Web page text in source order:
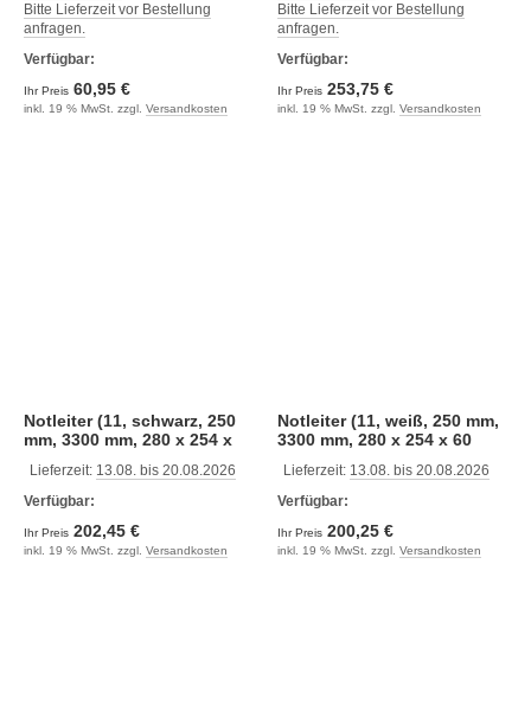
Bitte Lieferzeit vor Bestellung
anfragen.
Verfügbar:
Ihr Preis 60,95 €
inkl. 19 % MwSt. zzgl. Versandkosten
Bitte Lieferzeit vor Bestellung
anfragen.
Verfügbar:
Ihr Preis 253,75 €
inkl. 19 % MwSt. zzgl. Versandkosten
Notleiter (11, schwarz, 250
mm, 3300 mm, 280 x 254 x
Lieferzeit: 13.08. bis 20.08.2026
Verfügbar:
Ihr Preis 202,45 €
inkl. 19 % MwSt. zzgl. Versandkosten
Notleiter (11, weiß, 250 mm,
3300 mm, 280 x 254 x 60
Lieferzeit: 13.08. bis 20.08.2026
Verfügbar:
Ihr Preis 200,25 €
inkl. 19 % MwSt. zzgl. Versandkosten